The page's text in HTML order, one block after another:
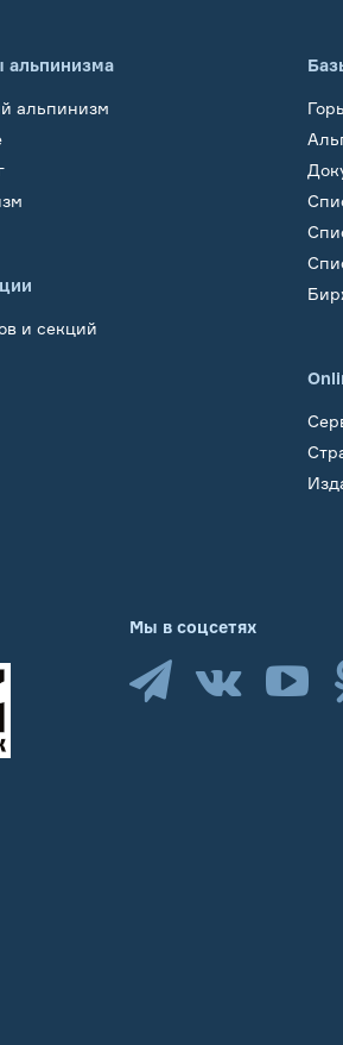
альпинизма
альпинизм
и секций
Мы в соцсетях